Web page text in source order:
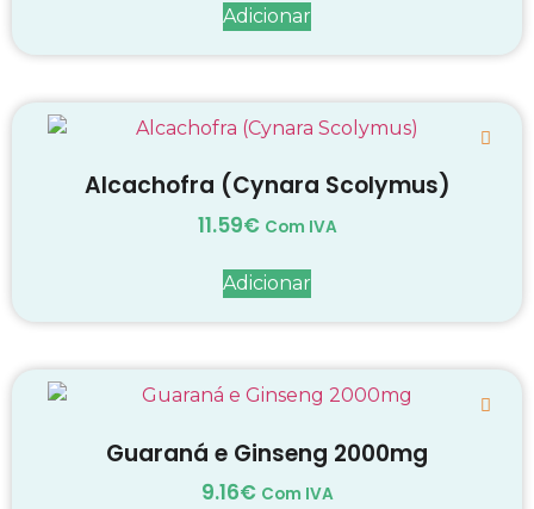
Adicionar
Alcachofra (Cynara Scolymus)
11.59€ Com IVA
Adicionar
Guaraná e Ginseng 2000mg
9.16€ Com IVA